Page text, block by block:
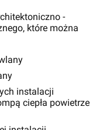
-
które można
instalacji
ciepła powietrze